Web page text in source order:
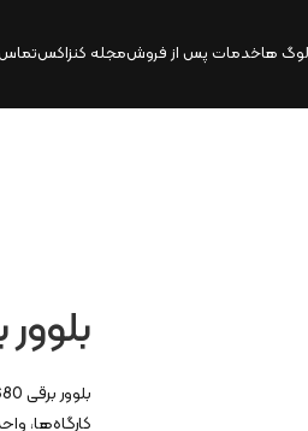
هاخدمات پس از فروشمجله کنزاکستماس
بلوور برقی